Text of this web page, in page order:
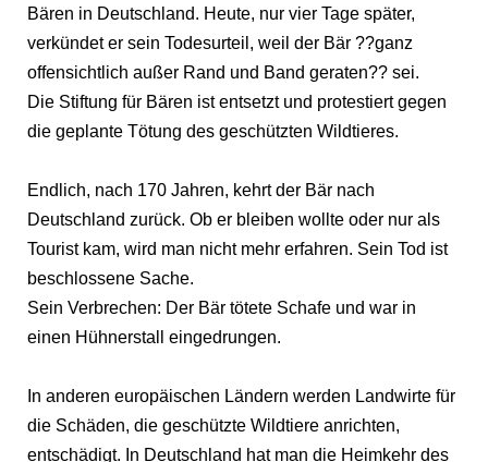
Bären in Deutschland. Heute, nur vier Tage später,
verkündet er sein Todesurteil, weil der Bär ??ganz
offensichtlich außer Rand und Band geraten?? sei.
Die Stiftung für Bären ist entsetzt und protestiert gegen
die geplante Tötung des geschützten Wildtieres.
Endlich, nach 170 Jahren, kehrt der Bär nach
Deutschland zurück. Ob er bleiben wollte oder nur als
Tourist kam, wird man nicht mehr erfahren. Sein Tod ist
beschlossene Sache.
Sein Verbrechen: Der Bär tötete Schafe und war in
einen Hühnerstall eingedrungen.
In anderen europäischen Ländern werden Landwirte für
die Schäden, die geschützte Wildtiere anrichten,
entschädigt. In Deutschland hat man die Heimkehr des